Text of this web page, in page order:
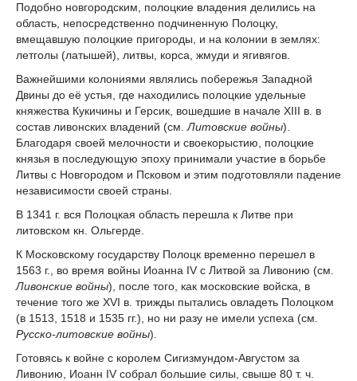
Подобно новгородским, полоцкие владения делились на
область, непосредственно подчиненную Полоцку,
вмещавшую полоцкие пригороды, и на колонии в землях:
летголы (латышей), литвы, корса, жмуди и ягивягов.
Важнейшими колониями являлись побережья Западной
Двины до её устья, где находились полоцкие удельные
княжества Кукичины и Герсик, вошедшие в начале XIII в. в
состав ливонских владений (см. Литовские войны).
Благодаря своей мелочности и своекорыстию, полоцкие
князья в последующую эпоху принимали участие в борьбе
Литвы с Новгородом и Псковом и этим подготовляли падение
независимости своей страны.
В 1341 г. вся Полоцкая область перешла к Литве при
литовском кн. Ольгерде.
К Московскому государству Полоцк временно перешел в
1563 г., во время войны Иоанна IV с Литвой за Ливонию (см.
Ливонские войны), после того, как московские войска, в
течение того же XVI в. трижды пытались овладеть Полоцком
(в 1513, 1518 и 1535 гг.), но ни разу не имели успеха (см.
Русско-литовские войны).
Готовясь к войне с королем Сигизмундом-Августом за
Ливонию, Иоанн IV собрал большие силы, свыше 80 т. ч.